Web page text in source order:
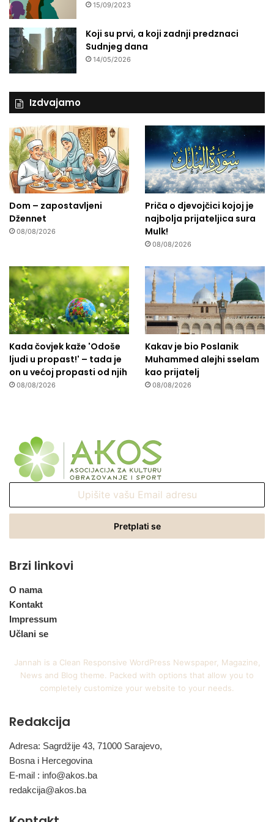
15/09/2023
Koji su prvi, a koji zadnji predznaci
Sudnjeg dana
14/05/2026
Izdvajamo
Dom – zapostavljeni
Džennet
08/08/2026
Priča o djevojčici kojoj je
najbolja prijateljica sura
Mulk!
08/08/2026
Kada čovjek kaže 'Odoše
ljudi u propast!' – tada je
on u većoj propasti od njih
08/08/2026
Kakav je bio Poslanik
Muhammed alejhi sselam
kao prijatelj
08/08/2026
Email
Brzi linkovi
O nama
Kontakt
Impressum
Učlani se
Jannah is a Clean Responsive WordPress Newspaper, Magazine,
News and Blog theme. Packed with options that allow you to
completely customize your website to your needs.
Redakcija
Adresa: Sagrdžije 43, 71000 Sarajevo,
Bosna i Hercegovina
E-mail : info@akos.ba
redakcija@akos.ba